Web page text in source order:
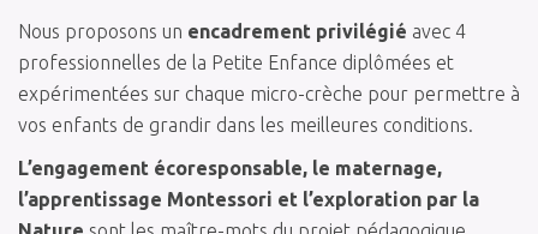
Nous proposons un encadrement privilégié avec 4
professionnelles de la Petite Enfance diplômées et
expérimentées sur chaque micro-crèche pour permettre à
vos enfants de grandir dans les meilleures conditions.
L’engagement écoresponsable, le maternage,
l’apprentissage Montessori et l’exploration par la